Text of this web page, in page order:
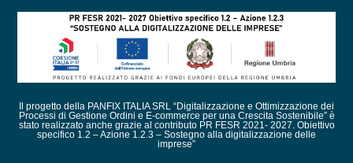
Il progetto della PANFIX ITALIA SRL “Digitalizzazione e Ottimizzazione dei
Processi di Gestione Ordini e E-commerce per una Crescita Sostenibile” è
stato realizzato anche grazie al contributo PR FESR 2021- 2027. Obiettivo
specifico 1.2 – Azione 1.2.3 – Sostegno alla digitalizzazione delle
imprese”